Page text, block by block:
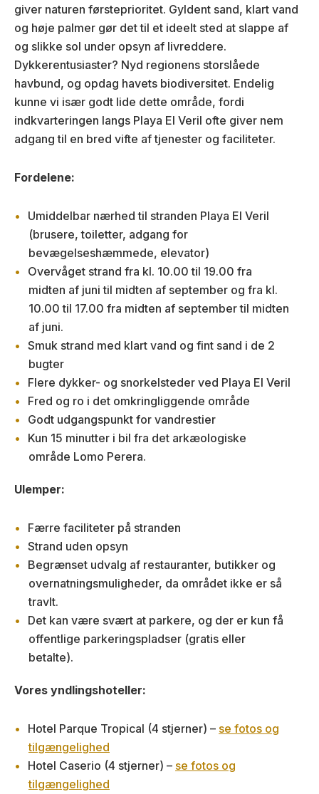
giver naturen førsteprioritet. Gyldent sand, klart vand
og høje palmer gør det til et ideelt sted at slappe af
og slikke sol under opsyn af livreddere.
Dykkerentusiaster? Nyd regionens storslåede
havbund, og opdag havets biodiversitet. Endelig
kunne vi især godt lide dette område, fordi
indkvarteringen langs Playa El Veril ofte giver nem
adgang til en bred vifte af tjenester og faciliteter.
Fordelene:
Umiddelbar nærhed til stranden Playa El Veril
(brusere, toiletter, adgang for
bevægelseshæmmede, elevator)
Overvåget strand fra kl. 10.00 til 19.00 fra
midten af juni til midten af september og fra kl.
10.00 til 17.00 fra midten af september til midten
af juni.
Smuk strand med klart vand og fint sand i de 2
bugter
Flere dykker- og snorkelsteder ved Playa El Veril
Fred og ro i det omkringliggende område
Godt udgangspunkt for vandrestier
Kun 15 minutter i bil fra det arkæologiske
område Lomo Perera.
Ulemper:
Færre faciliteter på stranden
Strand uden opsyn
Begrænset udvalg af restauranter, butikker og
overnatningsmuligheder, da området ikke er så
travlt.
Det kan være svært at parkere, og der er kun få
offentlige parkeringspladser (gratis eller
betalte).
Vores yndlingshoteller:
Hotel Parque Tropical (4 stjerner) – se fotos og
tilgængelighed
Hotel Caserio (4 stjerner) – se fotos og
tilgængelighed